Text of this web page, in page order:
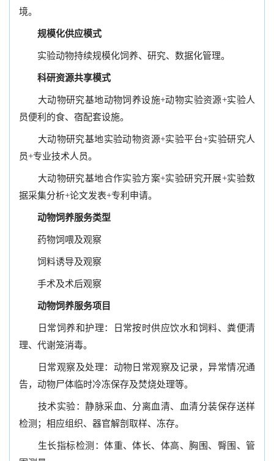
境。
规模化供应模式
实验动物持续规模化饲养、研究、数据化管理。
科研资源共享模式
大动物研究基地动物饲养设施+动物实验资源+实验人
员便利的食、宿配套设施。
大动物研究基地实验动物资源+实验平台+实验研究人
员+专业技术人员。
大动物研究基地合作实验方案+实验研究开展+实验数
据采集分析+论文发表+专利申请。
动物饲养服务类型
药物饲喂及观察
饲料诱导及观察
手术及术后观察
动物饲养服务项目
日常饲养和护理：日常按时供应饮水和饲料、粪便清
理、代谢笼消毒。
日常观察及处理：动物日常观察及记录，异常情况通
告，动物尸体临时冷冻保存及焚烧处理等。
技术实验：静脉采血、分离血清、血清分装保存送样
检测；相应组织、器官解剖取样、冻存。
生长指标检测：体重、体长、体高、胸围、臀围、管